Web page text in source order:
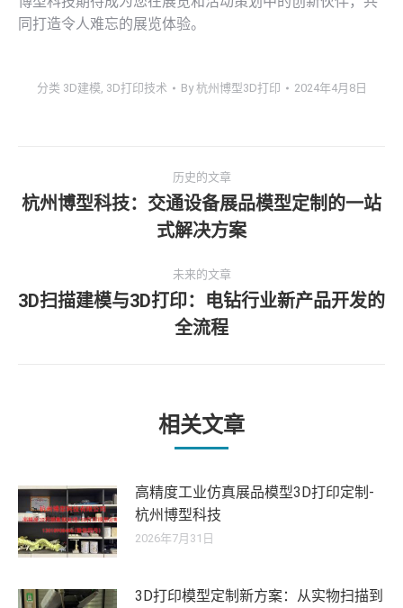
同打造令人难忘的展览体验。
分类 3D建模 3D打印技术 By杭州博型3D打印 2024年4月8日
章
航
历史的文章
历
史
文
章：
杭州博型科技：交通设备展品模型定制的一站
式解决方案
未来的文章
未
来
3D扫描建模与3D打印：电钻行业新产品开发的
全流程
相关文章
高精度工业仿真展品模型3D打印定制-
杭州博型科技
2026年7月31日
3D打印模型定制新方案：从实物扫描到